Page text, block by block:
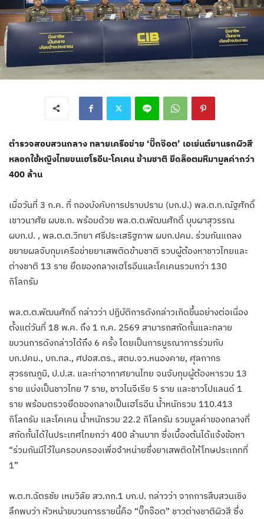
ตำรวจสอบสวนกลาง ทลายเครือข่าย ‘บิ๊กจ๊อต’ เอเย่นต์ยานรกผิวสี
หลอกใช้หญิงไทยขนเฮโรอีน-โคเคน ข้ามชาติ ยึดล็อตมหึมามูลค่ากว่า
400 ล้าน
เมื่อวันที่ 3 ก.ค. ที่ กองบังคับการปราบปราม (บก.ป.) พล.ต.ท.ณัฐศักดิ์
เชาวนาศัย ผบช.ก. พร้อมด้วย พล.ต.ต.พัฒนศักดิ์ บุบผาสุวรรณ
ผบก.ป. , พล.ต.ต.วิทยา ศรีประเสริฐภาพ ผบก.ปคม. ร่วมกันแถลง
ขยายผลจับกุมเครือข่ายยาเสพติดข้ามชาติ รวบผู้ต้องหาชาวไทยและ
ต่างชาติ 13 ราย ยึดของกลางเฮโรอีนและโคเคนรวมกว่า 130
กิโลกรัม
พล.ต.ต.พัฒนศักดิ์ กล่าวว่า ปฏิบัติการดังกล่าวเกิดขึ้นอย่างต่อเนื่อง
ตั้งแต่วันที่ 18 พ.ค. ถึง 1 ก.ค. 2569 สามารถสกัดกั้นและทลาย
ขบวนการดังกล่าวได้ถึง 6 ครั้ง โดยเป็นการบูรณาการร่วมกับ
บก.ปคม., บก.ทล., ศปอส.ตร., สตม.จว.หนองคาย, ศุลกากร
สุวรรณภูมิ, ป.ป.ส. และท่าอากาศยานไทย จนจับกุมผู้ต้องหารวม 13
ราย แบ่งเป็นชาวไทย 7 ราย, ชาวไนจีเรีย 5 ราย และชาวโปแลนด์ 1
ราย พร้อมตรวจยึดของกลางเป็นเฮโรอีน น้ำหนักรวม 110.413
กิโลกรัม และโคเคน น้ำหนักรวม 22.2 กิโลกรัม รวมมูลค่าของกลางที่
สกัดกั้นได้ในประเทศไทยกว่า 400 ล้านบาท ซึ่งเบื้องต้นได้แจ้งข้อหา
“ร่วมกันมีไว้ในครอบครองเพื่อจำหน่ายซึ่งยาเสพติดให้โทษประเภทที่
1”
พ.ต.ท.ฉัตรชัย เหมวิลัย สว.กก.1 บก.ป. กล่าวว่า จากการสืบสวนเชิง
ลึกพบว่า หัวหน้าขบวนการรายนี้คือ “บิ๊กจ๊อต” ชาวต่างชาติผิวสี ซึ่ง